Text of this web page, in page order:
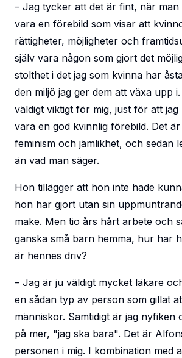
– Jag tycker att det är fint, när man
vara en förebild som visar att
rättigheter, möjligheter och
själv vara någon som gjort det
stolthet i det jag som kvinna har
den miljö jag ger dem att växa upp
väldigt viktigt för mig, just för att jag
vara en god kvinnlig förebild. Det
feminism och jämlikhet, och sedan
än vad man säger.
Hon tillägger att hon inte hade
hon har gjort utan sin
make. Men tio års hårt arbete och
ganska små barn hemma, hur har
är hennes driv?
– Jag är ju väldigt mycket läkare
en sådan typ av person som gillat
människor. Samtidigt är jag nyfiken
på mer, "jag ska bara". Det är
personen i mig. I kombination med